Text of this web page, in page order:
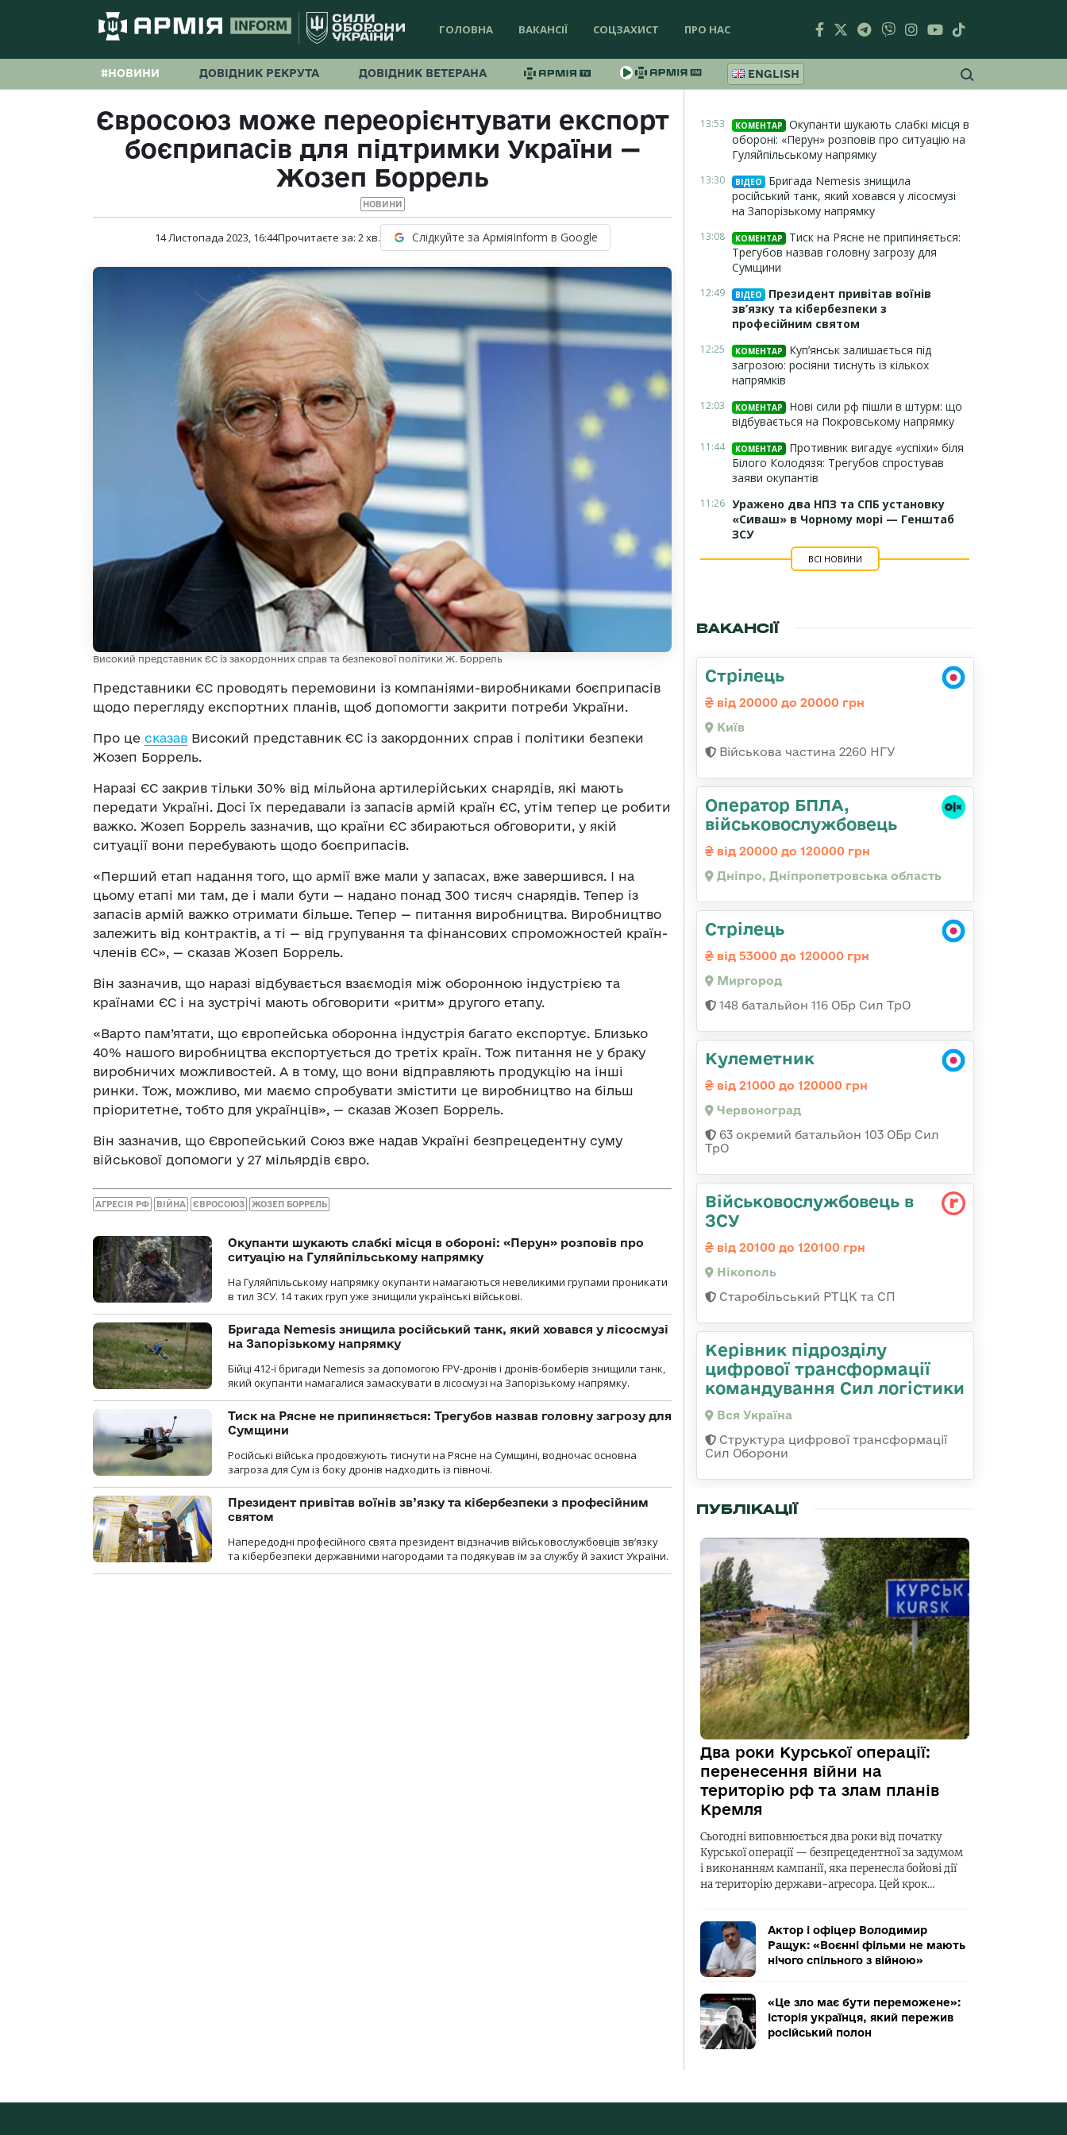
ГОЛОВНА ВАКАНСІЇ СОЦЗАХИСТ ПРО НАС
#НОВИНИ ДОВІДНИК РЕКРУТА ДОВІДНИК ВЕТЕРАНА ENGLISH
Євросоюз може переорієнтувати експорт
боєприпасів для підтримки України —
Жозеп Боррель
НОВИНИ
14 Листопада 2023, 16:44Прочитаєте за: 2хв. Слідкуйте за АрміяInform в Google
Високий представник ЄС із закордонних справ та безпекової політики Ж. Боррель
Представники ЄС проводять перемовини із компаніями-виробниками боєприпасів
щодо перегляду експортних планів, щоб допомогти закрити потреби України.
Про це сказав Високий представник ЄС із закордонних справ і політики безпеки
Жозеп Боррель.
Наразі ЄС закрив тільки 30% від мільйона артилерійських снарядів, які мають
передати Україні. Досі їх передавали із запасів армій країн ЄС, утім тепер це робити
важко. Жозеп Боррель зазначив, що країни ЄС збираються обговорити, у якій
ситуації вони перебувають щодо боєприпасів.
«Перший етап надання того, що армії вже мали у запасах, вже завершився. І на
цьому етапі ми там, де і мали бути — надано понад 300 тисяч снарядів. Тепер із
запасів армій важко отримати більше. Тепер — питання виробництва. Виробництво
залежить від контрактів, а ті — від групування та фінансових спроможностей країн-
членів ЄС», — сказав Жозеп Боррель.
Він зазначив, що наразі відбувається взаємодія між оборонною індустрією та
країнами ЄС і на зустрічі мають обговорити «ритм» другого етапу.
«Варто пам’ятати, що європейська оборонна індустрія багато експортує. Близько
40% нашого виробництва експортується до третіх країн. Тож питання не у браку
виробничих можливостей. А в тому, що вони відправляють продукцію на інші
ринки. Тож, можливо, ми маємо спробувати змістити це виробництво на більш
пріоритетне, тобто для українців», — сказав Жозеп Боррель.
Він зазначив, що Європейський Союз вже надав Україні безпрецедентну суму
військової допомоги у 27 мільярдів євро.
АГРЕСІЯ РФ ВІЙНА ЄВРОСОЮЗ ЖОЗЕП БОРРЕЛЬ
Окупанти шукають слабкі місця в обороні: «Перун» розповів про
ситуацію на Гуляйпільському напрямку
На Гуляйпільському напрямку окупанти намагаються невеликими групами проникати
в тил ЗСУ. 14 таких груп уже знищили українські військові.
Бригада Nemesis знищила російський танк, який ховався у лісосмузі
на Запорізькому напрямку
Бійці 412-ї бригади Nemesis за допомогою FPV-дронів і дронів-бомберів знищили танк,
який окупанти намагалися замаскувати в лісосмузі на Запорізькому напрямку.
Тиск на Рясне не припиняється: Трегубов назвав головну загрозу для
Сумщини
Російські війська продовжують тиснути на Рясне на Сумщині, водночас основна
загроза для Сум із боку дронів надходить із півночі.
Президент привітав воїнів зв’язку та кібербезпеки з професійним
святом
Напередодні професійного свята президент відзначив військовослужбовців зв’язку
та кібербезпеки державними нагородами та подякував їм за службу й захист України.
13:53 КОМЕНТАР
Окупанти шукають слабкі місця в
обороні: «Перун» розповів про ситуацію на
Гуляйпільському напрямку
13:30 ВІДЕО
Бригада Nemesis знищила
російський танк, який ховався у лісосмузі
на Запорізькому напрямку
13:08 КОМЕНТАР
Тиск на Рясне не припиняється:
Трегубов назвав головну загрозу для
Сумщини
12:49 ВІДЕО
Президент привітав воїнів
зв’язку та кібербезпеки з
професійним святом
12:25 КОМЕНТАР
Куп’янськ залишається під
загрозою: росіяни тиснуть із кількох
напрямків
12:03 КОМЕНТАР
Нові сили рф пішли в штурм: що
відбувається на Покровському напрямку
11:44 КОМЕНТАР
Противник вигадує «успіхи» біля
Білого Колодязя: Трегубов спростував
заяви окупантів
11:26 Уражено два НПЗ та СПБ установку
«Сиваш» в Чорному морі — Генштаб
ЗСУ
ВСІ НОВИНИ
ВАКАНСІЇ
Стрілець
від 20000 до 20000 грн
Київ
Військова частина 2260 НГУ
Оператор БПЛА,
військовослужбовець
від 20000 до 120000 грн
Дніпро, Дніпропетровська область
Стрілець
від 53000 до 120000 грн
Миргород
148 батальйон 116 ОБр Сил ТрО
Кулеметник
від 21000 до 120000 грн
Червоноград
63 окремий батальйон 103 ОБр Сил
ТрО
Військовослужбовець в
ЗСУ
від 20100 до 120100 грн
Нікополь
Старобільський РТЦК та СП
Керівник підрозділу
цифрової трансформації
командування Сил логістики
Вся Україна
Структура цифрової трансформації
Сил Оборони
ПУБЛІКАЦІЇ
Два роки Курської операції:
перенесення війни на
територію рф та злам планів
Кремля
Сьогодні виповнюється два роки від початку
Курської операції — безпрецедентної за задумом
і виконанням кампанії, яка перенесла бойові дії
на територію держави-агресора. Цей крок…
Актор і офіцер Володимир
Ращук: «Воєнні фільми не мають
нічого спільного з війною»
«Це зло має бути переможене»:
історія українця, який пережив
російський полон